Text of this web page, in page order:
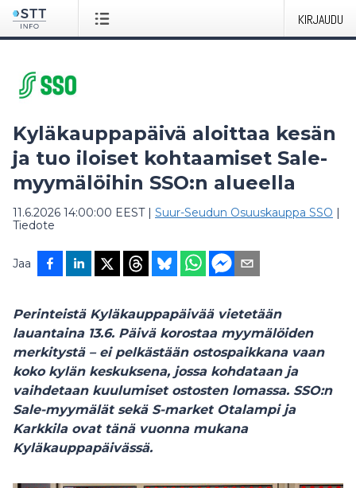
KIRJAUDU
Kyläkauppapäivä aloittaa kesän
ja tuo iloiset kohtaamiset Sale-
myymälöihin SSO:n alueella
11.6.2026 14:00:00 EEST| Suur-Seudun Osuuskauppa SSO |
Tiedote
Jaa
Perinteistä Kyläkauppapäivää vietetään
lauantaina 13.6. Päivä korostaa myymälöiden
merkitystä – ei pelkästään ostospaikkana vaan
koko kylän keskuksena, jossa kohdataan ja
vaihdetaan kuulumiset ostosten lomassa. SSO:n
Sale-myymälät sekä S-market Otalampi ja
Karkkila ovat tänä vuonna mukana
Kyläkauppapäivässä.